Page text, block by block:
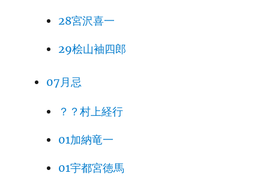
28宮沢喜一
29桧山袖四郎
07月忌
？？村上経行
01加納竜一
01宇都宮徳馬